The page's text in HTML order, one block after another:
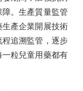
。生產質量監管
產企業開展技術
追溯監管，逐步
粒兒童用藥都有